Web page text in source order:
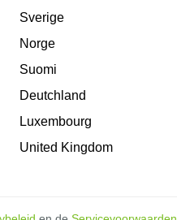
Sverige
Norge
Suomi
Deutchland
Luxembourg
United Kingdom